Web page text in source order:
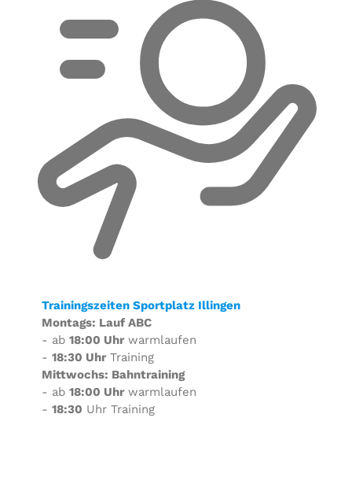
Trainingszeiten Sportplatz Illingen
Montags: Lauf ABC
- ab 18:00 Uhrwarmlaufen
- 18:30 UhrTraining
Mittwochs: Bahntraining
- ab 18:00 Uhrwarmlaufen
- 18:30 Uhr Training